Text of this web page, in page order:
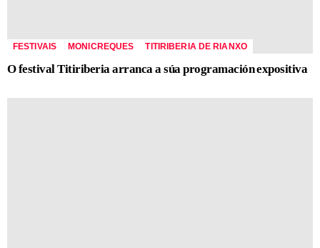
FESTIVAIS MONICREQUES TITIRIBERIA DE RIANXO
O festival Titiriberia arranca a súa programación expositiva